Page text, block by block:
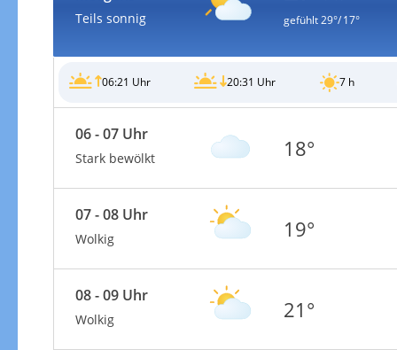
Teils sonnig gefühlt29°/ 17°
06:21 Uhr 20:31 Uhr 7 h
06 - 07 Uhr
Stark bewölkt 18°
07 - 08 Uhr
Wolkig 19°
08 - 09 Uhr
Wolkig 21°
Windgeschwindigkeiten